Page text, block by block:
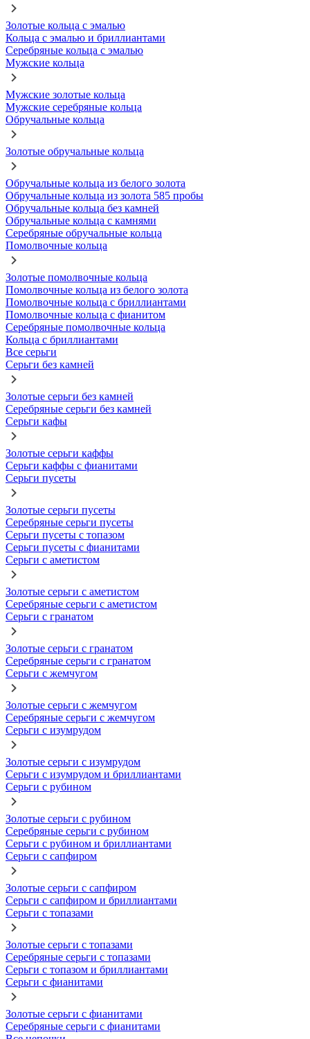
Золотые кольца с эмалью
Кольца с эмалью и бриллиантами
Серебряные кольца с эмалью
Мужские кольца
Мужские золотые кольца
Мужские серебряные кольца
Обручальные кольца
Золотые обручальные кольца
Обручальные кольца из белого золота
Обручальные кольца из золота 585 пробы
Обручальные кольца без камней
Обручальные кольца с камнями
Серебряные обручальные кольца
Помолвочные кольца
Золотые помолвочные кольца
Помолвочные кольца из белого золота
Помолвочные кольца с бриллиантами
Помолвочные кольца с фианитом
Серебряные помолвочные кольца
Кольца с бриллиантами
Все серьги
Серьги без камней
Золотые серьги без камней
Серебряные серьги без камней
Серьги кафы
Золотые серьги каффы
Серьги каффы с фианитами
Серьги пусеты
Золотые серьги пусеты
Серебряные серьги пусеты
Серьги пусеты с топазом
Серьги пусеты с фианитами
Серьги с аметистом
Золотые серьги с аметистом
Серебряные серьги с аметистом
Серьги с гранатом
Золотые серьги с гранатом
Серебряные серьги с гранатом
Серьги с жемчугом
Золотые серьги с жемчугом
Серебряные серьги с жемчугом
Серьги с изумрудом
Золотые серьги с изумрудом
Серьги с изумрудом и бриллиантами
Серьги с рубином
Золотые серьги с рубином
Серебряные серьги с рубином
Серьги с рубином и бриллиантами
Серьги с сапфиром
Золотые серьги с сапфиром
Серьги с сапфиром и бриллиантами
Серьги с топазами
Золотые серьги с топазами
Серебряные серьги с топазами
Серьги с топазом и бриллиантами
Серьги с фианитами
Золотые серьги с фианитами
Серебряные серьги с фианитами